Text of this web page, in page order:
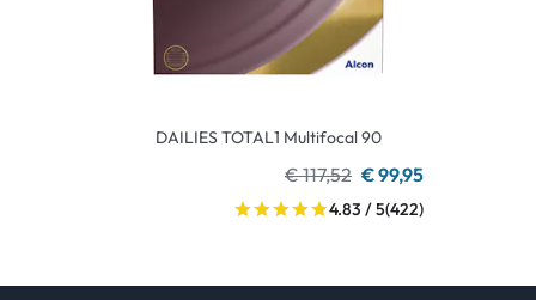
DAILIES TOTAL1 Multifocal 90
€ 117,52 € 99,95
4.83 / 5(422)